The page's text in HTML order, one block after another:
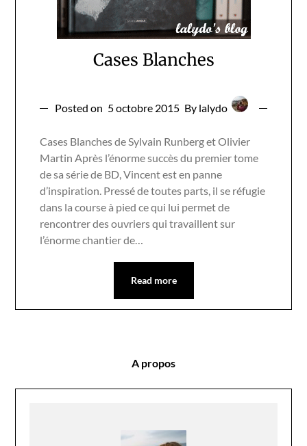
Cases Blanches
Posted on 5 octobre 2015 By lalydo
Cases Blanches de Sylvain Runberg et Olivier
Martin Après l’énorme succès du premier tome
de sa série de BD, Vincent est en panne
d’inspiration. Pressé de toutes parts, il se réfugie
dans la course à pied ce qui lui permet de
rencontrer des ouvriers qui travaillent sur
l’énorme chantier de…
Read more
A propos